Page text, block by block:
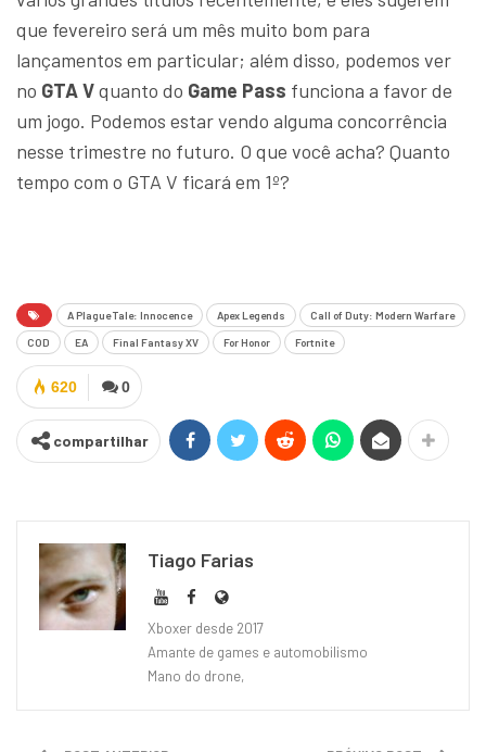
que fevereiro será um mês muito bom para
lançamentos em particular; além disso, podemos ver
no GTA Vquanto do Game Pass funciona a favor de
um jogo. Podemos estar vendo alguma concorrência
nesse trimestre no futuro. O que você acha? Quanto
tempo com o GTA V ficará em 1º?
A Plague Tale: Innocence Apex Legends Call of Duty: Modern Warfare
COD EA Final Fantasy XV For Honor Fortnite
0
620
compartilhar
Tiago Farias
Xboxer desde 2017
Amante de games e automobilismo
Mano do drone,